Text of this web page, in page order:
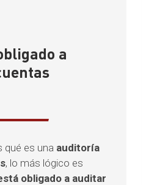
a
qué es una auditoría
, lo más lógico es
obligado a auditar